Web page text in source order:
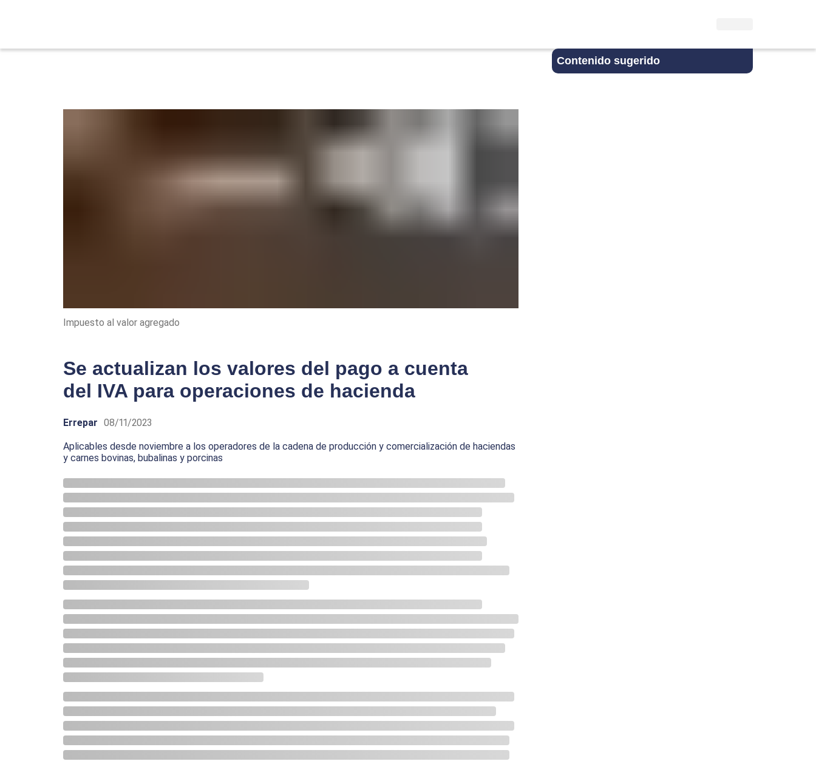
Contenido sugerido
Impuesto al valor agregado
Se actualizan los valores del pago a cuenta
del IVA para operaciones de hacienda
Errepar 08/11/2023
Aplicables desde noviembre a los operadores de la cadena de producción y comercialización de haciendas
y carnes bovinas, bubalinas y porcinas